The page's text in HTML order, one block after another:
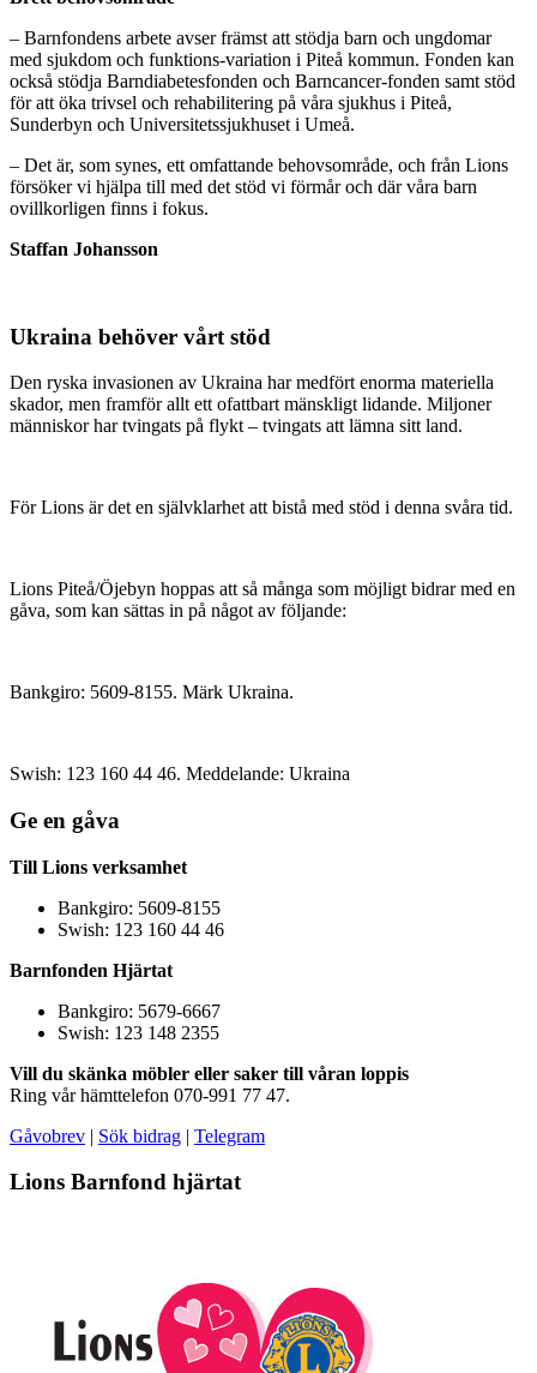
– Barnfondens arbete avser främst att stödja barn och ungdomar
med sjukdom och funktions-variation i Piteå kommun. Fonden kan
också stödja Barndiabetesfonden och Barncancer-fonden samt stöd
för att öka trivsel och rehabilitering på våra sjukhus i Piteå,
Sunderbyn och Universitetssjukhuset i Umeå.
– Det är, som synes, ett omfattande behovsområde, och från Lions
försöker vi hjälpa till med det stöd vi förmår och där våra barn
ovillkorligen finns i fokus.
Staffan Johansson
Ukraina behöver vårt stöd
Den ryska invasionen av Ukraina har medfört enorma materiella
skador, men framför allt ett ofattbart mänskligt lidande. Miljoner
människor har tvingats på flykt – tvingats att lämna sitt land.
För Lions är det en självklarhet att bistå med stöd i denna svåra tid.
Lions Piteå/Öjebyn hoppas att så många som möjligt bidrar med en
gåva, som kan sättas in på något av följande:
Bankgiro: 5609-8155. Märk Ukraina.
Swish: 123 160 44 46. Meddelande: Ukraina
Ge en gåva
Till Lions verksamhet
Bankgiro: 5609-8155
Swish: 123 160 44 46
Barnfonden Hjärtat
Bankgiro: 5679-6667
Swish: 123 148 2355
Vill du skänka möbler eller saker till våran loppis
Ring vår hämttelefon 070-991 77 47.
Gåvobrev | Sök bidrag | Telegram
Lions Barnfond hjärtat